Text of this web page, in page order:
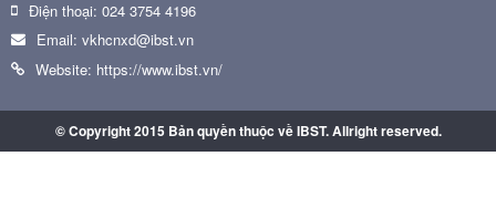
Điện thoại: 024 3754 4196
Email: vkhcnxd@ibst.vn
Website: https://www.ibst.vn/
© Copyright 2015 Bản quyền thuộc về IBST. Allright reserved.